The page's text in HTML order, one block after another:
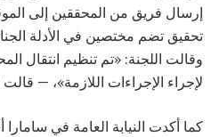
إرسال فريق من المحققين إلى
تحقيق تضم مختصين في الأدلة
وقالت اللجنة: «تم تنظيم انتقال
لإجراء الإجراءات اللازمة»، — قالت
كما أكدت النيابة العامة في سامارا